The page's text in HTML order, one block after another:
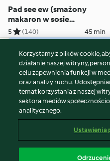
Pad see ew (smażony
makaron w sosie
sojowym)
5 (140) 45 min
© Copyright 2026
Warunki korzystania
Polityka prywatności
Disclaimer
Znak wydawcy
Zgłoś treść
Korzystamy z plików cookie,
działanie naszej witryny,
celu zapewnienia funkcji w
oraz analizy ruchu.
temat korzystania z naszej
sektora mediów
analitycznego.
Ustawienia